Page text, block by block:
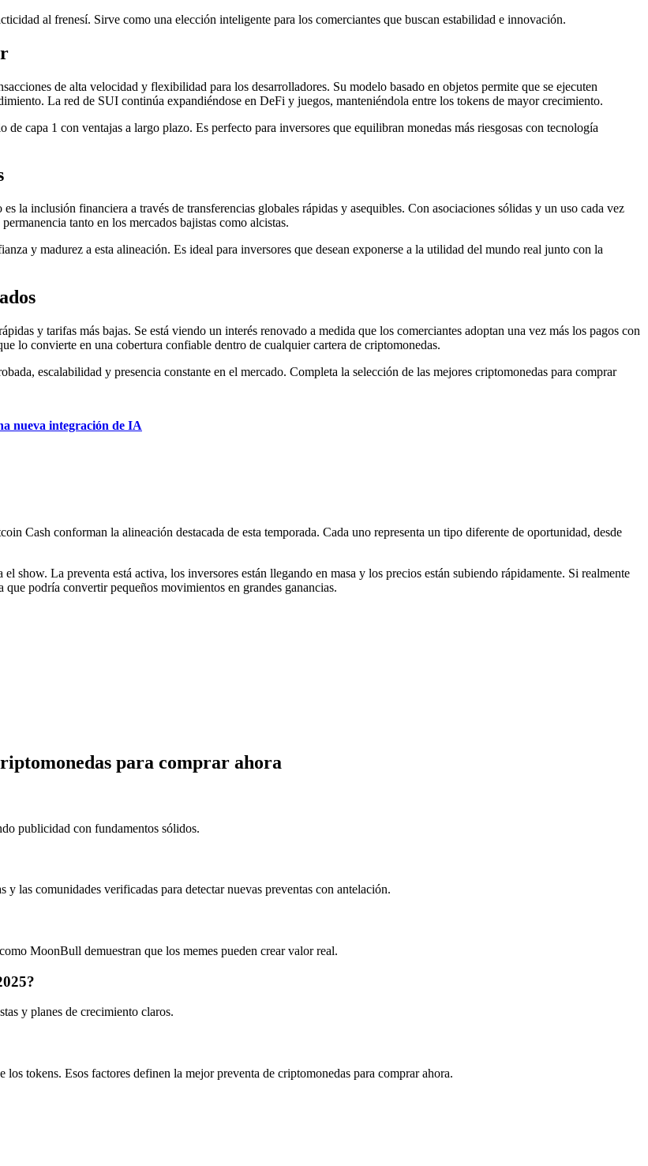
al frenesí. Sirve como una elección inteligente para los comerciantes que buscan estabilidad e innovación.
de alta velocidad y flexibilidad para los desarrolladores. Su modelo basado en objetos permite que se ejecuten
La red de SUI continúa expandiéndose en DeFi y juegos, manteniéndola entre los tokens de mayor crecimiento.
capa 1 con ventajas a largo plazo. Es perfecto para inversores que equilibran monedas más riesgosas con tecnología
la inclusión financiera a través de transferencias globales rápidas y asequibles. Con asociaciones sólidas y un uso cada vez
tanto en los mercados bajistas como alcistas.
y madurez a esta alineación. Es ideal para inversores que desean exponerse a la utilidad del mundo real junto con la
y tarifas más bajas. Se está viendo un interés renovado a medida que los comerciantes adoptan una vez más los pagos con
lo convierte en una cobertura confiable dentro de cualquier cartera de criptomonedas.
escalabilidad y presencia constante en el mercado. Completa la selección de las mejores criptomonedas para comprar
nueva integración de IA
conforman la alineación destacada de esta temporada. Cada uno representa un tipo diferente de oportunidad, desde
La preventa está activa, los inversores están llegando en masa y los precios están subiendo rápidamente. Si realmente
podría convertir pequeños movimientos en grandes ganancias.
para comprar ahora
publicidad con fundamentos sólidos.
las comunidades verificadas para detectar nuevas preventas con antelación.
MoonBull demuestran que los memes pueden crear valor real.
y planes de crecimiento claros.
tokens. Esos factores definen la mejor preventa de criptomonedas para comprar ahora.